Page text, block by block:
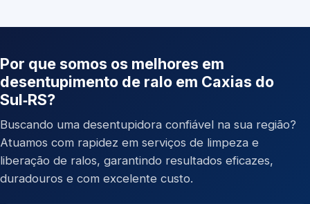
Por que somos os melhores em
desentupimento de ralo em Caxias do
Sul‑RS?
Buscando uma desentupidora confiável na sua região?
Atuamos com rapidez em serviços de limpeza e
liberação de ralos, garantindo resultados eficazes,
duradouros e com excelente custo.